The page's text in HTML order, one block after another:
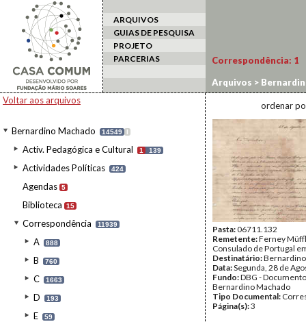
ARQUIVOS
GUIAS DE PESQUISA
PROJETO
PARCERIAS
Voltar aos arquivos
Bernardino Machado 14549 I
Activ. Pedagógica e Cultural 1 139
Actividades Políticas 424
Agendas 5
Biblioteca 15
Correspondência 11939
A 888
B 760
C 1663
D 193
E 59
Correspondência: 1
Arquivos >
ordenar
Pasta:06711.132
Remetente:Ferney
Consulado de Portugal
Destinatário:
Data:Segunda, 28 de
Fundo:DBG -
Bernardino Machado
Tipo Documental:
Página(s):3